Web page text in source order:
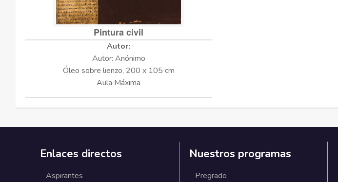
Pintura civil
Autor: Anónimo
Óleo sobre lienzo, 200 x 105 cm
Aula Máxima
Enlaces directos
Aspirantes
Nuestros programas
Pregrado